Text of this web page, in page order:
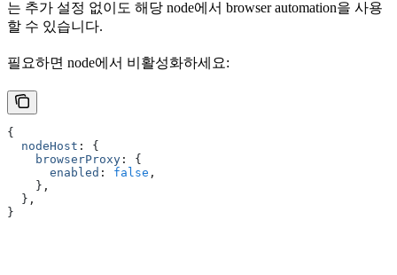
는 추가 설정 없이도 해당 node에서 browser automation을 사용
할 수 있습니다.
필요하면 node에서 비활성화하세요:
{
  nodeHost
:
{
    browserProxy
:
{
      enabled
: false ,
    }
,
  }
,
}